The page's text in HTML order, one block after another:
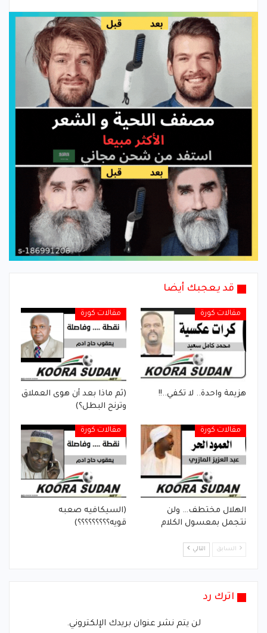
قد يعجبك أيضا
مقالات كورة
هزيمة واحدة.. لا تكفي..!!
مقالات كورة
(ثم ماذا بعد أن هوى العملاق
وترنح البطل؟)
مقالات كورة
الهلال مختطف… ولن
نتجمل بمعسول الكلام
مقالات كورة
(السيكافيه صعبه
قويه؟؟؟؟؟؟؟؟؟)
السابق التالي
اترك رد
لن يتم نشر عنوان بريدك الإلكتروني.